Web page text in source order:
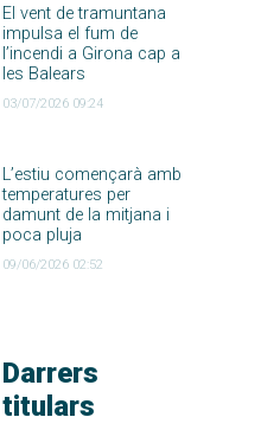
El vent de tramuntana
impulsa el fum de
l’incendi a Girona cap a
les Balears
03/07/2026 09:24
L’estiu començarà amb
temperatures per
damunt de la mitjana i
poca pluja
09/06/2026 02:52
Darrers
titulars